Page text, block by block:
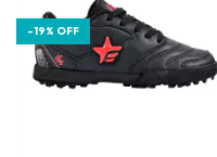
-19% OFF